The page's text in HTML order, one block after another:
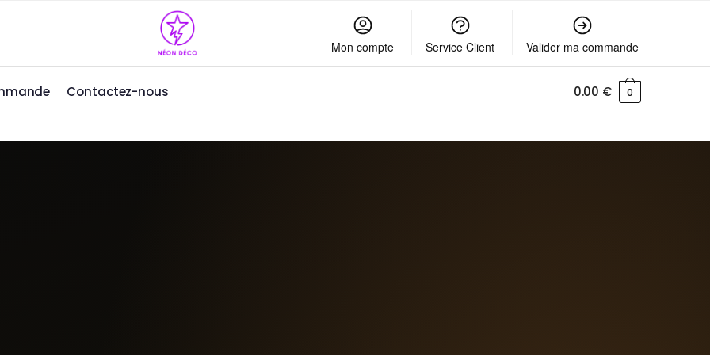
Mon compte Service Client Valider ma commande
Contactez-nous 0.00 € 0